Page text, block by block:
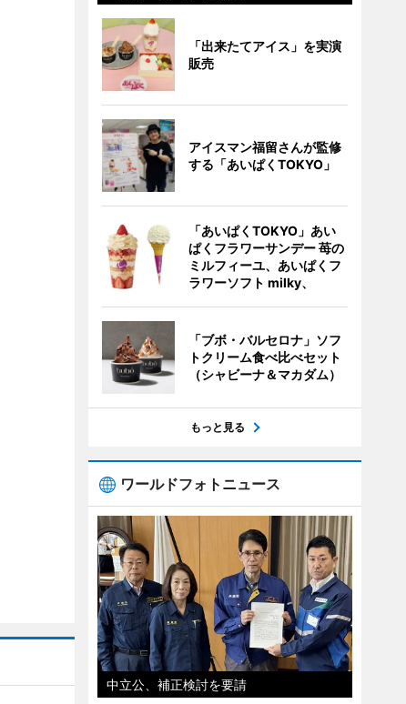
「出来たてアイス」を実演
販売
アイスマン福留さんが監修
する「あいぱくTOKYO」
「あいぱくTOKYO」あい
ぱくフラワーサンデー 苺の
ミルフィーユ、あいぱくフ
ラワーソフト milky、
「ブボ・バルセロナ」ソフ
トクリーム食べ比べセット
（シャビーナ＆マカダム）
もっと見る
ワールドフォトニュース
中立公、補正検討を要請